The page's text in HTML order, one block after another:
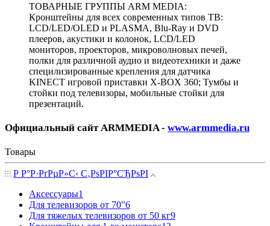
ТОВАРНЫЕ ГРУППЫ ARM MEDIA:
Кронштейны для всех современных типов ТВ:
LCD/LED/OLED и PLASMA, Blu-Ray и DVD
плееров, акустики и колонок, LCD/LED
мониторов, проекторов, микроволновых печей,
полки для различной аудио и видеотехники и даже
специлизированные крепления для датчика
KINECT игровой приставки X-BOX 360; Тумбы и
стойки под телевизоры, мобильные стойки для
презентаций.
Официальный сайт ARMMEDIA - www.armmedia.ru
Товары
Р Р°Р·РґРµР»С‹ С‚РѕРІР°СЂРѕРІ
Аксессуары1
Для телевизоров от 70"6
Для тяжелых телевизоров от 50 кг9